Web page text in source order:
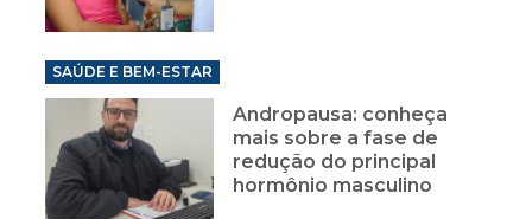
SAÚDE E BEM-ESTAR
Andropausa: conheça
mais sobre a fase de
redução do principal
hormônio masculino